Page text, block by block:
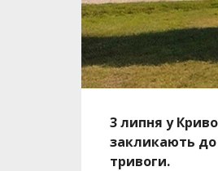
3 липня у
закликають до
тривоги.